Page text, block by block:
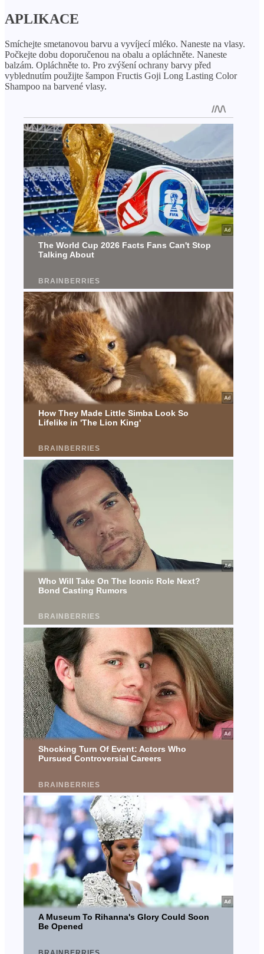
APLIKACE
Smíchejte smetanovou barvu a vyvíjecí mléko. Naneste na vlasy.
Počkejte dobu doporučenou na obalu a opláchněte. Naneste
balzám. Opláchněte to. Pro zvýšení ochrany barvy před
vyblednutím použijte šampon Fructis Goji Long Lasting Color
Shampoo na barvené vlasy.